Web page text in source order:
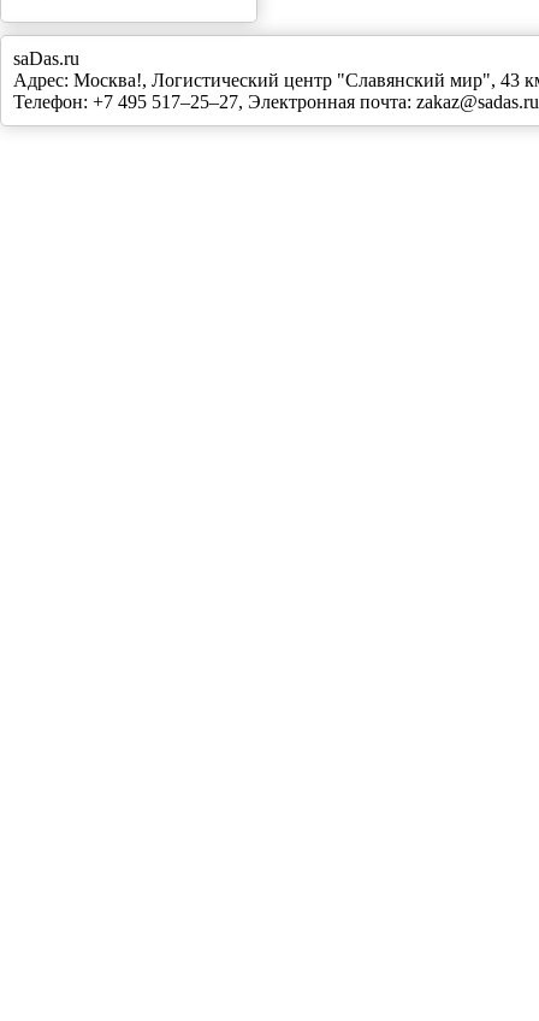
saDas.ru
Адрес: Москва!, Логистический центр "Славянский мир",
Телефон: +7 495 517–25–27, Электронная почта: zakaz@sadas.ru